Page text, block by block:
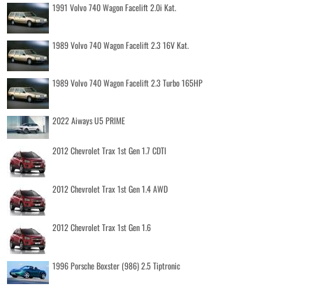
1991 Volvo 740 Wagon Facelift 2.0i Kat.
1989 Volvo 740 Wagon Facelift 2.3 16V Kat.
1989 Volvo 740 Wagon Facelift 2.3 Turbo 165HP
2022 Aiways U5 PRIME
2012 Chevrolet Trax 1st Gen 1.7 CDTI
2012 Chevrolet Trax 1st Gen 1.4 AWD
2012 Chevrolet Trax 1st Gen 1.6
1996 Porsche Boxster (986) 2.5 Tiptronic